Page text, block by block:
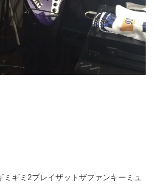
ミギミ2プレイザットザファンキーミュ